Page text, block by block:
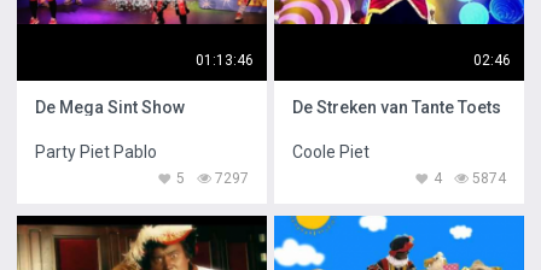
01:13:46
De Mega Sint Show
Party Piet Pablo
7297
5
02:46
De Streken van Tante Toets
Coole Piet
5874
4